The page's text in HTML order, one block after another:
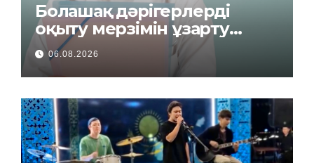
Болашақ дәрігерлерді
оқыту мерзімін ұзарту
керек пе?
06.08.2026